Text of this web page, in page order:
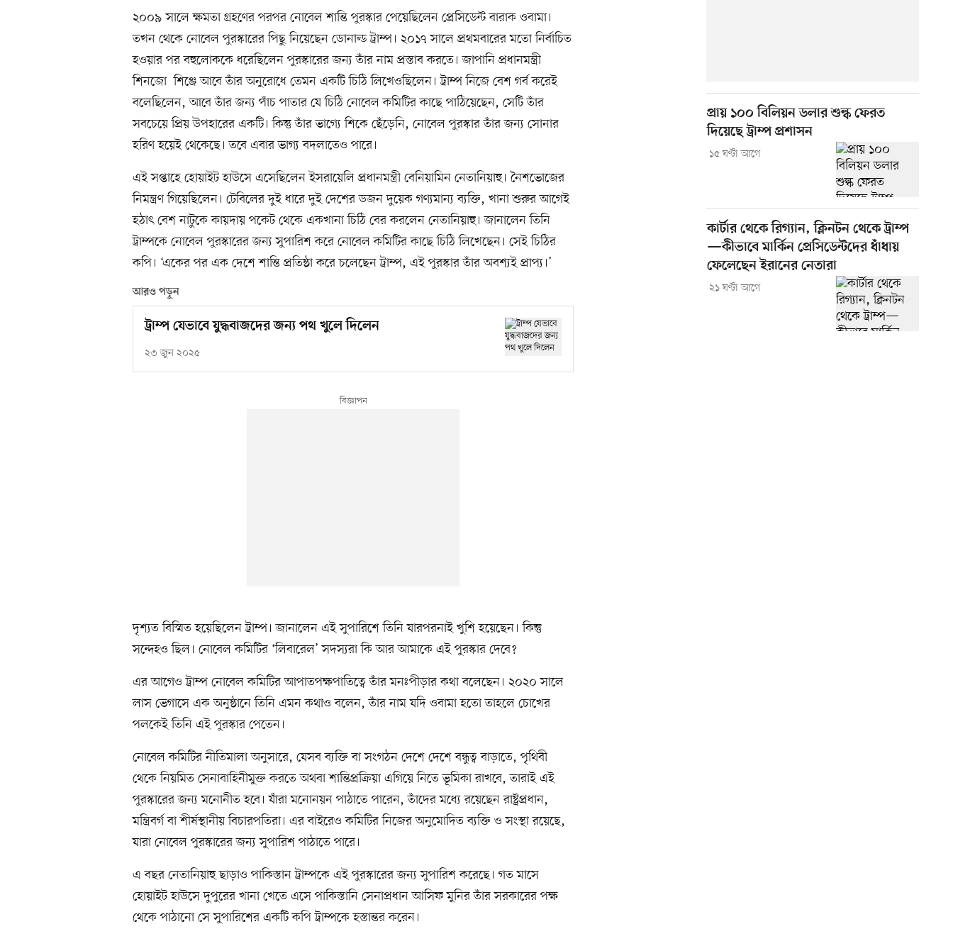
২০০৯ সালে ক্ষমতা গ্রহণের পরপর নোবেল শান্তি পুরস্কার পেয়েছিলেন প্রেসিডেন্ট বারাক ওবামা।
তখন থেকে নোবেল পুরস্কারের পিছু নিয়েছেন ডোনাল্ড ট্রাম্প। ২০১৭ সালে প্রথমবারের মতো নির্বাচিত
হওয়ার পর বহুলোককে ধরেছিলেন পুরস্কারের জন্য তাঁর নাম প্রস্তাব করতে। জাপানি প্রধানমন্ত্রী
শিনজো শিঞ্জে আবে তাঁর অনুরোধে তেমন একটি চিঠি লিখেওছিলেন। ট্রাম্প নিজে বেশ গর্ব করেই
বলেছিলেন, আবে তাঁর জন্য পাঁচ পাতার যে চিঠি নোবেল কমিটির কাছে পাঠিয়েছেন, সেটি তাঁর
সবচেয়ে প্রিয় উপহারের একটি। কিন্তু তাঁর ভাগ্যে শিকে ছেঁড়েনি, নোবেল পুরস্কার তাঁর জন্য সোনার
হরিণ হয়েই থেকেছে। তবে এবার ভাগ্য বদলাতেও পারে।
এই সপ্তাহে হোয়াইট হাউসে এসেছিলেন ইসরায়েলি প্রধানমন্ত্রী বেনিয়ামিন নেতানিয়াহু। নৈশভোজের
নিমন্ত্রণ গিয়েছিলেন। টেবিলের দুই ধারে দুই দেশের ডজন দুয়েক গণ্যমান্য ব্যক্তি, খানা শুরুর আগেই
হঠাৎ বেশ নাটুকে কায়দায় পকেট থেকে একখানা চিঠি বের করলেন নেতানিয়াহু। জানালেন তিনি
ট্রাম্পকে নোবেল পুরস্কারের জন্য সুপারিশ করে নোবেল কমিটির কাছে চিঠি লিখেছেন। সেই চিঠির
কপি। ‘একের পর এক দেশে শান্তি প্রতিষ্ঠা করে চলেছেন ট্রাম্প, এই পুরস্কার তাঁর অবশ্যই প্রাপ্য।’
আরও পড়ুন
ট্রাম্প যেভাবে যুদ্ধবাজদের জন্য পথ খুলে দিলেন
২৩ জুন ২০২৫
দৃশ্যত বিস্মিত হয়েছিলেন ট্রাম্প। জানালেন এই সুপারিশে তিনি যারপরনাই খুশি হয়েছেন। কিন্তু
সন্দেহও ছিল। নোবেল কমিটির ‘লিবারেল’ সদস্যরা কি আর আমাকে এই পুরস্কার দেবে?
এর আগেও ট্রাম্প নোবেল কমিটির আপাতপক্ষপাতিত্বে তাঁর মনঃপীড়ার কথা বলেছেন। ২০২০ সালে
লাস ভেগাসে এক অনুষ্ঠানে তিনি এমন কথাও বলেন, তাঁর নাম যদি ওবামা হতো তাহলে চোখের
পলকেই তিনি এই পুরস্কার পেতেন।
নোবেল কমিটির নীতিমালা অনুসারে, যেসব ব্যক্তি বা সংগঠন দেশে দেশে বন্ধুত্ব বাড়াতে, পৃথিবী
থেকে নিয়মিত সেনাবাহিনীমুক্ত করতে অথবা শান্তিপ্রক্রিয়া এগিয়ে নিতে ভূমিকা রাখবে, তারাই এই
পুরস্কারের জন্য মনোনীত হবে। যাঁরা মনোনয়ন পাঠাতে পারেন, তাঁদের মধ্যে রয়েছেন রাষ্ট্রপ্রধান,
মন্ত্রিবর্গ বা শীর্ষস্থানীয় বিচারপতিরা। এর বাইরেও কমিটির নিজের অনুমোদিত ব্যক্তি ও সংস্থা রয়েছে,
যারা নোবেল পুরস্কারের জন্য সুপারিশ পাঠাতে পারে।
এ বছর নেতানিয়াহু ছাড়াও পাকিস্তান ট্রাম্পকে এই পুরস্কারের জন্য সুপারিশ করেছে। গত মাসে
হোয়াইট হাউসে দুপুরের খানা খেতে এসে পাকিস্তানি সেনাপ্রধান আসিফ মুনির তাঁর সরকারের পক্ষ
থেকে পাঠানো সে সুপারিশের একটি কপি ট্রাম্পকে হস্তান্তর করেন।
প্রায় ১০০ বিলিয়ন ডলার শুল্ক ফেরত
দিয়েছে ট্রাম্প প্রশাসন
১৫ ঘণ্টা আগে
কার্টার থেকে রিগ্যান, ক্লিনটন থেকে ট্রাম্প
—কীভাবে মার্কিন প্রেসিডেন্টদের ধাঁধায়
ফেলেছেন ইরানের নেতারা
২১ ঘণ্টা আগে